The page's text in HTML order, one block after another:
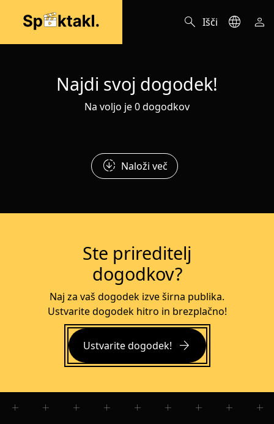
search Išči language person
Najdi svoj dogodek!
Na voljo je 0 dogodkov
downloading Naloži več
Ste prireditelj
dogodkov?
Naj za vaš dogodek izve širna publika.
Ustvarite dogodek hitro in brezplačno!
Ustvarite dogodek! arrow_forward